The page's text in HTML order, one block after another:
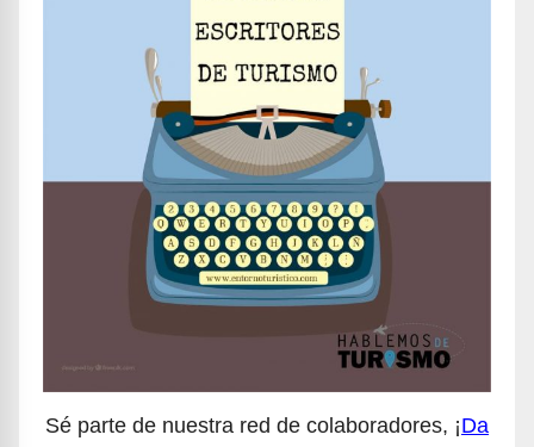
Sé parte de nuestra red de colaboradores, ¡Da